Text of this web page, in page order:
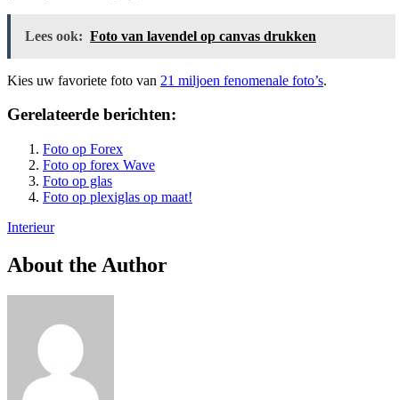
Lees ook: Foto van lavendel op canvas drukken
Kies uw favoriete foto van 21 miljoen fenomenale foto’s.
Gerelateerde berichten:
Foto op Forex
Foto op forex Wave
Foto op glas
Foto op plexiglas op maat!
Interieur
About the Author